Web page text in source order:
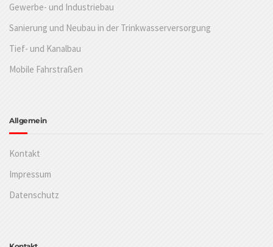
Gewerbe- und Industriebau
Sanierung und Neubau in der Trinkwasserversorgung
Tief- und Kanalbau
Mobile Fahrstraßen
Allgemein
Kontakt
Impressum
Datenschutz